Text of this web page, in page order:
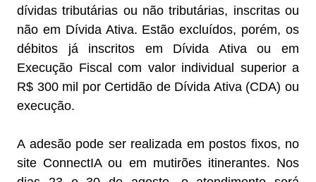
dívidas tributárias ou não tributárias, inscritas ou
não em Dívida Ativa. Estão excluídos, porém, os
débitos já inscritos em Dívida Ativa ou em
Execução Fiscal com valor individual superior a
R$ 300 mil por Certidão de Dívida Ativa (CDA) ou
execução.
A adesão pode ser realizada em postos fixos, no
site ConnectIA ou em mutirões itinerantes. Nos